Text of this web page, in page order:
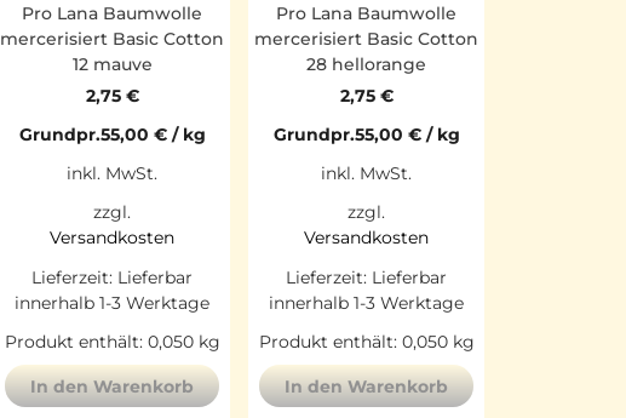
Pro Lana Baumwolle
mercerisiert Basic Cotton
12 mauve
2,75 €
Grundpr.55,00 €/ kg
inkl. MwSt.
zzgl.
Versandkosten
Lieferzeit: Lieferbar
innerhalb 1-3 Werktage
Produkt enthält: 0,050 kg
In den Warenkorb
Pro Lana Baumwolle
mercerisiert Basic Cotton
28 hellorange
2,75 €
Grundpr.55,00 €/ kg
inkl. MwSt.
zzgl.
Versandkosten
Lieferzeit: Lieferbar
innerhalb 1-3 Werktage
Produkt enthält: 0,050 kg
In den Warenkorb